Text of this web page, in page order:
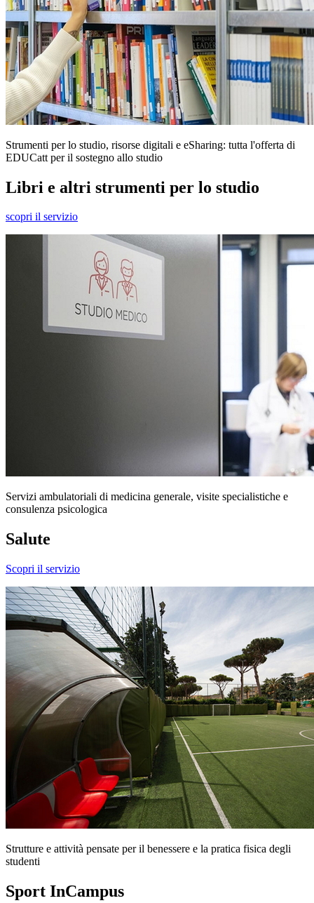
Strumenti per lo studio, risorse digitali e eSharing: tutta l'offerta di
EDUCatt per il sostegno allo studio
Libri e altri strumenti per lo studio
scopri il servizio
Servizi ambulatoriali di medicina generale, visite specialistiche e
consulenza psicologica
Salute
Scopri il servizio
Strutture e attività pensate per il benessere e la pratica fisica degli
studenti
Sport InCampus